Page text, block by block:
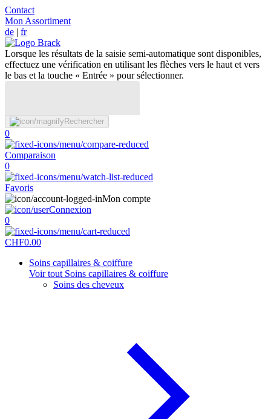
Contact
Mon Assortiment
de | fr
Lorsque les résultats de la saisie semi-automatique sont disponibles,
effectuez une vérification en utilisant les flèches vers le haut et vers
le bas et la touche « Entrée » pour sélectionner.
Rechercher
0
Comparaison
0
Favoris
Mon compte
Connexion
0
CHF0.00
Soins capillaires & coiffure
Voir tout Soins capillaires & coiffure
Soins des cheveux